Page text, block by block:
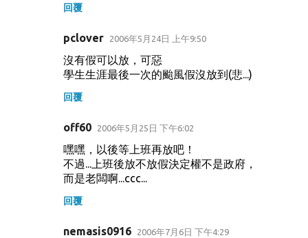
回覆
pclover 2006年5月24日 上午9:50
沒有假可以放，可惡
學生生涯最後一次的颱風假沒放到(悲...)
回覆
off60 2006年5月25日 下午6:02
嘿嘿，以後等上班再放吧！
不過...上班後放不放假決定權不是政府，
而是老闆啊...ccc...
回覆
nemasis0916 2006年7月6日 下午4:29